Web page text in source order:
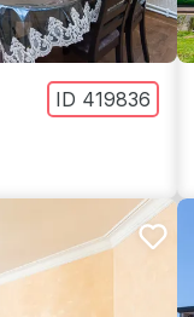
ID 419836